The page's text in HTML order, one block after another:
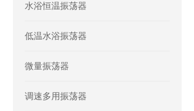
水浴恒温振荡器
低温水浴振荡器
微量振荡器
调速多用振荡器